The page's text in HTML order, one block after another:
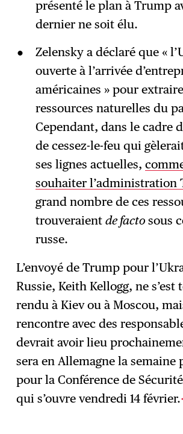
présenté le plan à Trump
dernier ne soit élu.
Zelensky a déclaré que «
ouverte à l’arrivée
américaines » pour
ressources naturelles du
Cependant, dans le cadre
de cessez-le-feu qui
ses lignes actuelles,
souhaiter l’administration
grand nombre de ces
trouveraient de facto sous
russe.
L’envoyé de Trump pour
Russie, Keith Kellogg, ne s’est
rendu à Kiev ou à Moscou,
rencontre avec des
devrait avoir lieu
sera en Allemagne la semaine
pour la Conférence de
qui s’ouvre vendredi 14 février.